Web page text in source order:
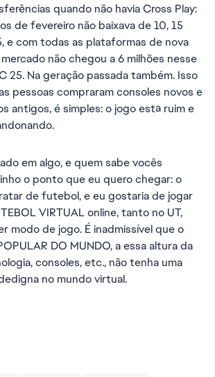
quando não havia Cross Play:
de fevereiro não baixava de 10, 15
e com todas as plataformas de nova
não chegou a 6 milhões nesse
25. Na geração passada também. Isso
pessoas compraram consoles novos e
antigos, é simples: o jogo está ruim e
em algo, e quem sabe vocês
o ponto que eu quero chegar: o
de futebol, e eu gostaria de jogar
VIRTUAL online, tanto no UT,
modo de jogo. É inadmissível que o
DO MUNDO, a essa altura da
consoles, etc., não tenha uma
no mundo virtual.